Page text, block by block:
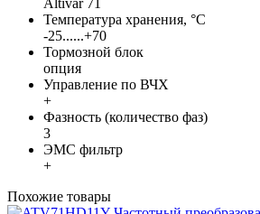
Altivar 71
Температура хранения, °С
-25......+70
Тормозной блок
опция
Управление по ВЧХ
+
Фазность (количество фаз)
3
ЭМС фильтр
+
Похожие товары